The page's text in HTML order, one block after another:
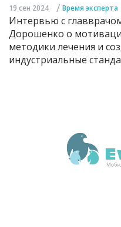
19 сен 2024 / Время эксперта
Интервью с
Дорошенко о
методики лечения и
индустриальные